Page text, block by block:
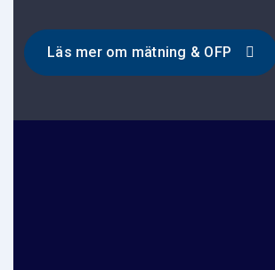
Läs mer om mätning & OFP